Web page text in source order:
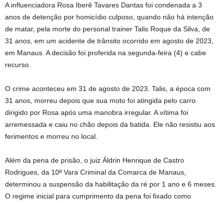
A influenciadora Rosa Iberê Tavares Dantas foi condenada a 3
anos de detenção por homicídio culposo, quando não há intenção
de matar, pela morte do personal trainer Talis Roque da Silva, de
31 anos, em um acidente de trânsito ocorrido em agosto de 2023,
em Manaus. A decisão foi proferida na segunda-feira (4) e cabe
recurso.
O crime aconteceu em 31 de agosto de 2023. Talis, a época com
31 anos, morreu depois que sua moto foi atingida pelo carro
dirigido por Rosa após uma manobra irregular. A vítima foi
arremessada e caiu no chão depois da batida. Ele não resistiu aos
ferimentos e morreu no local.
Além da pena de prisão, o juiz Áldrin Henrique de Castro
Rodrigues, da 10ª Vara Criminal da Comarca de Manaus,
determinou a suspensão da habilitação da ré por 1 ano e 6 meses.
O regime inicial para cumprimento da pena foi fixado como